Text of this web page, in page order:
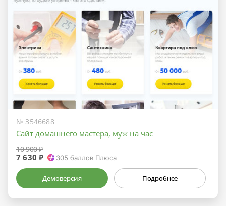
№ 3546688
Сайт домашнего мастера, муж на час
10 900 ₽
7 630 ₽ 305 баллов Плюса
Демоверсия Подробнее